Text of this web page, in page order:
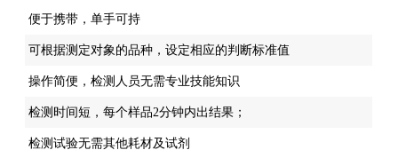
便于携带，单手可持
可根据测定对象的品种，设定相应的判断标准值
操作简便，检测人员无需专业技能知识
检测时间短，每个样品2分钟内出结果；
检测试验无需其他耗材及试剂